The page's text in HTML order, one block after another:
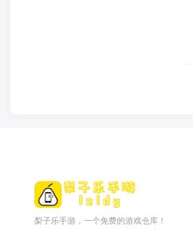
梨子乐手游，一个免费的游戏仓库！